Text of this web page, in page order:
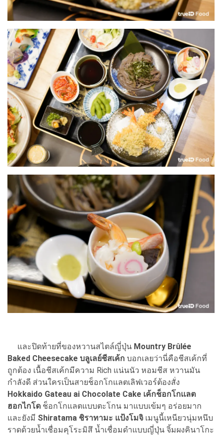
และปิดท้ายที่ของหวานสไตล์ญี่ปุ่น Mountry Brûlée
Baked Cheesecake บลูเลย์ชีสเค้ก บอกเลยว่านี่คือชีสเค้กที่
ถูกต้อง เนื้อชีสเค้กมีความ Rich แน่นนัว หอมชีส หวานมัน
กำลังดี ส่วนใครเป็นสายช็อกโกแลตเลิฟเวอร์ต้องสั่ง
Hokkaido Gateau ai Chocolate Cake เค้กช็อกโกเเลต
ฮอกไกโด ช็อกโกแลตแบบตะโกน มาแบบเข้มๆ อร่อยมาก
และยังมี Shiratama ชิราทามะ แป้งโมจิ เมนูนี้เหนียวนุ่มหนึบ
ราดด้วยน้ำเชื่อมคุโระมิสึ น้ำเชื่อมดำแบบญี่ปุ่น จิ้มผงคินาโกะ